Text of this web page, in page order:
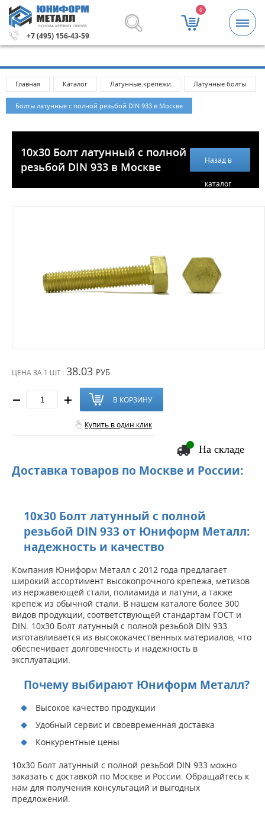
ОСНОВА КРЕПКИХ СВЯЗЕЙ
+7 (495) 156-43-59
0
рублей.Метизы и крепежные изделия оптом.
Главная Каталог Латунные крепежи Латунные болты
Болты латунные с полной резьбой DIN 933 в Москве
10х30 Болт латунный с полной
резьбой DIN 933 в Москве
Назад в
каталог
ЦЕНА ЗА 1 ШТ : 38.03 РУБ.
В КОРЗИНУ
Купить в один клик
На складе
Доставка товаров по Москве и России:
10х30 Болт латунный с полной
резьбой DIN 933 от Юниформ Металл:
надежность и качество
Компания Юниформ Металл с 2012 года предлагает
широкий ассортимент высокопрочного крепежа, метизов
из нержавеющей стали, полиамида и латуни, а также
крепеж из обычной стали. В нашем каталоге более 300
видов продукции, соответствующей стандартам ГОСТ и
DIN. 10х30 Болт латунный с полной резьбой DIN 933
изготавливается из высококачественных материалов, что
обеспечивает долговечность и надежность в
эксплуатации.
Почему выбирают Юниформ Металл?
Высокое качество продукции
Удобный сервис и своевременная доставка
Конкурентные цены
10х30 Болт латунный с полной резьбой DIN 933 можно
заказать с доставкой по Москве и России. Обращайтесь к
нам для получения консультаций и выгодных
предложений.